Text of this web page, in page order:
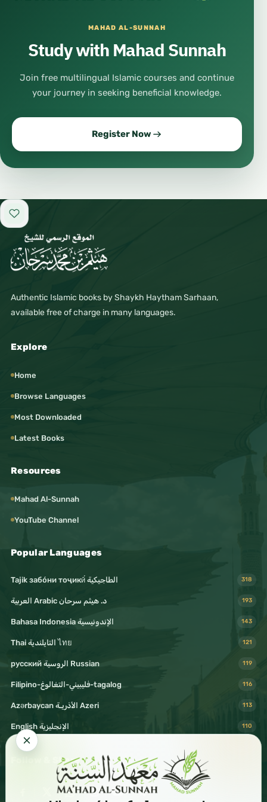
MAHAD AL-SUNNAH
Study with Mahad Sunnah
Join free multilingual Islamic courses and continue
your journey in seeking beneficial knowledge.
Register Now
Add to favorites
Authentic Islamic books by Shaykh Haytham Sarhaan,
available free of charge in many languages.
Explore
Home
Browse Languages
Most Downloaded
Latest Books
Resources
Mahad Al-Sunnah
YouTube Channel
Popular Languages
Tajik забо́ни тоҷикӣ́ الطاجيكية 318
د. هيثم سرحان Arabic العربية 193
Bahasa Indonesia الإندونيسية 143
Thai التايلندية ไทย 121
русский الروسية Russian 119
Filipino-فليبيني-التغالوغ-tagalog 116
Azərbaycan الأذريـة Azeri 113
English الإنجليزية 110
Follow & Share